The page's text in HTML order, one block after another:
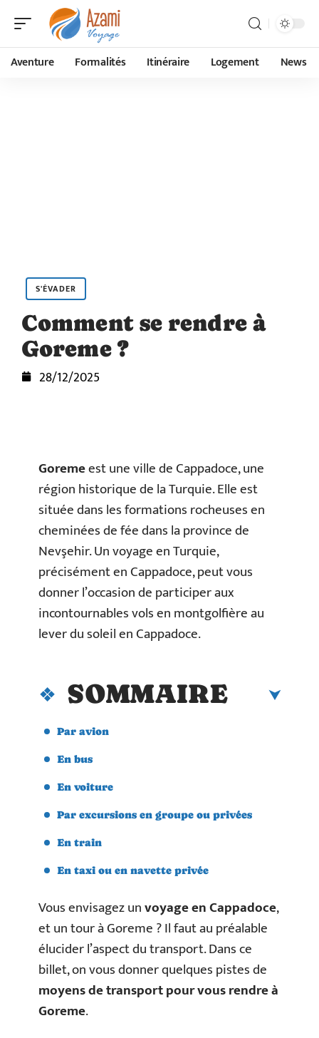
Aventure Formalités Itinéraire Logement News
S'ÉVADER
Comment se rendre à
Goreme ?
28/12/2025
Goremeest une ville de Cappadoce, une
région historique de la Turquie. Elle est
située dans les formations rocheuses en
cheminées de fée dans la province de
Nevşehir. Un voyage en Turquie,
précisément en Cappadoce, peut vous
donner l’occasion de participer aux
incontournables vols en montgolfière au
lever du soleil en Cappadoce.
SOMMAIRE
Par avion
En bus
En voiture
Par excursions en groupe ou privées
En train
En taxi ou en navette privée
Vous envisagez unvoyage en Cappadoce,
et un tour à Goreme ? Il faut au préalable
élucider l’aspect du transport. Dans ce
billet, on vous donner quelques pistes de
moyens de transport pour vous rendre à
Goreme.